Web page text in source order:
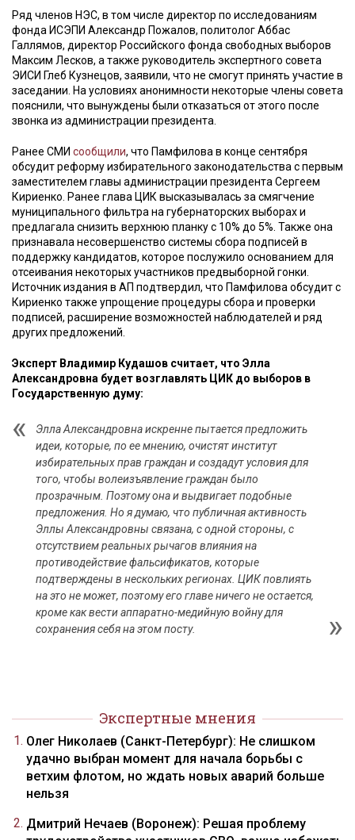
Ряд членов НЭС, в том числе директор по исследованиям
фонда ИСЭПИ Александр Пожалов, политолог Аббас
Галлямов, директор Российского фонда свободных выборов
Максим Лесков, а также руководитель экспертного совета
ЭИСИ Глеб Кузнецов, заявили, что не смогут принять участие в
заседании. На условиях анонимности некоторые члены совета
пояснили, что вынуждены были отказаться от этого после
звонка из администрации президента.
Ранее СМИ сообщили, что Памфилова в конце сентября
обсудит реформу избирательного законодательства с первым
заместителем главы администрации президента Сергеем
Кириенко. Ранее глава ЦИК высказывалась за смягчение
муниципального фильтра на губернаторских выборах и
предлагала снизить верхнюю планку с 10% до 5%. Также она
признавала несовершенство системы сбора подписей в
поддержку кандидатов, которое послужило основанием для
отсеивания некоторых участников предвыборной гонки.
Источник издания в АП подтвердил, что Памфилова обсудит с
Кириенко также упрощение процедуры сбора и проверки
подписей, расширение возможностей наблюдателей и ряд
других предложений.
Эксперт Владимир Кудашов считает, что Элла
Александровна будет возглавлять ЦИК до выборов в
Государственную думу:
Элла Александровна искренне пытается предложить
идеи, которые, по ее мнению, очистят институт
избирательных прав граждан и создадут условия для
того, чтобы волеизъявление граждан было
прозрачным. Поэтому она и выдвигает подобные
предложения. Но я думаю, что публичная активность
Эллы Александровны связана, с одной стороны, с
отсутствием реальных рычагов влияния на
противодействие фальсификатов, которые
подтверждены в нескольких регионах. ЦИК повлиять
на это не может, поэтому его главе ничего не остается,
кроме как вести аппаратно-медийную войну для
сохранения себя на этом посту.
Экспертные мнения
Олег Николаев (Санкт-Петербург): Не слишком
удачно выбран момент для начала борьбы с
ветхим флотом, но ждать новых аварий больше
нельзя
Дмитрий Нечаев (Воронеж): Решая проблему